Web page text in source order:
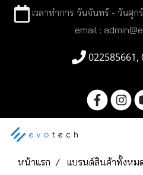
เวลาทำการ วันจันทร์ - วันศุก
email :
022585661,
หน้าแรก แบรนด์สินค้าทั้งหม